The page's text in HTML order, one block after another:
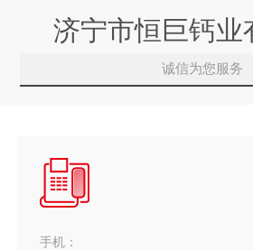
济宁市恒巨钙业
诚信为您服务
手机：